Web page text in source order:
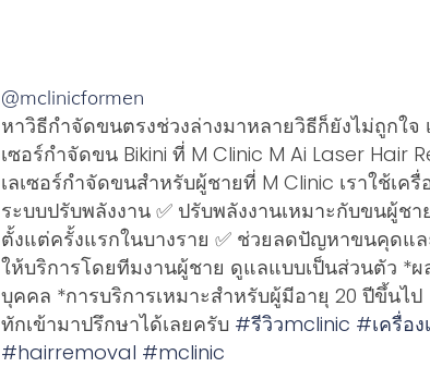
@mclinicformen
หาวิธีกำจัดขนตรงช่วงล่างมาหลายวิธีก็ยังไม่ถูกใจ
เซอร์กำจัดขน Bikini ที่ M Clinic M Ai Laser Hair
เลเซอร์กำจัดขนสำหรับผู้ชายที่ M Clinic เราใช้เครื่
ระบบปรับพลังงาน ✅ ปรับพลังงานเหมาะกับขนผู้ชา
ตั้งแต่ครั้งแรกในบางราย ✅ ช่วยลดปัญหาขนคุดแล
ให้บริการโดยทีมงานผู้ชาย ดูแลแบบเป็นส่วนตัว *
บุคคล *การบริการเหมาะสำหรับผู้มีอายุ 20 ปีขึ้นไป
ทักเข้ามาปรึกษาได้เลยครับ #รีวิวmclinic #เครื่อ
#hairremoval #mclinic